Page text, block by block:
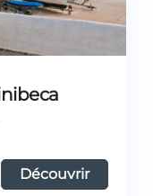
Découvrir